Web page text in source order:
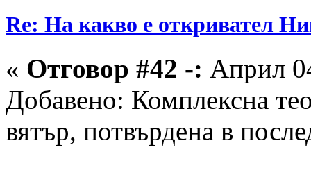
Re: На какво е откривател
« Отговор #42 -: Април
Добавено: Комплексна
вятър, потвърдена в